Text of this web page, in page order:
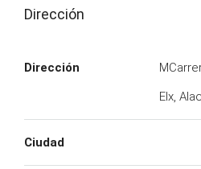
Dirección
Dirección
Elx,
Ciudad